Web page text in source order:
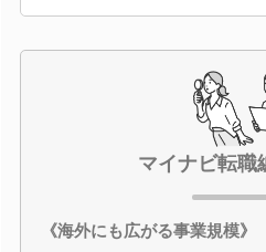
マイナビ転職
《海外にも広がる事業規模》